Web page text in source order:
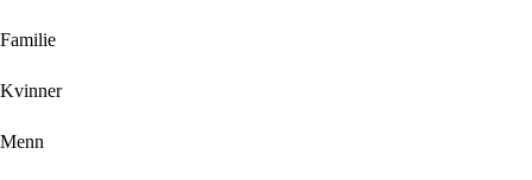
Familie
Kvinner
Menn